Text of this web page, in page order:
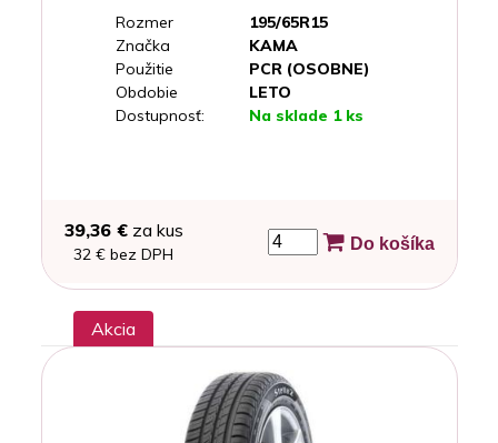
Rozmer
195/65R15
Značka
KAMA
Použitie
PCR (OSOBNE)
Obdobie
LETO
Dostupnosť:
Na sklade 1 ks
39,36 €za kus
32 € bez DPH
Do košíka
Akcia